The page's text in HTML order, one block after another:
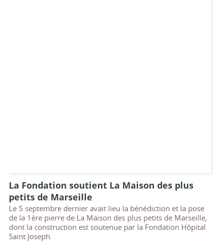
La Fondation soutient La Maison des plus
petits de Marseille
Le 5 septembre dernier avait lieu la bénédiction et la pose
de la 1ère pierre de La Maison des plus petits de Marseille,
dont la construction est soutenue par la Fondation Hôpital
Saint Joseph.